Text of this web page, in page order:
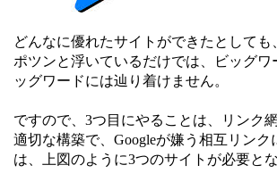
どんなに優れたサイトができたとして
ポツンと浮いているだけでは、ビッグワ
ッグワードには辿り着けません。
ですので、3つ目にやることは、リンク
適切な構築で、Googleが嫌う相互リンク
は、上図のように3つのサイトが必要とな